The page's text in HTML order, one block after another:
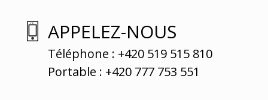
APPELEZ-NOUS
Téléphone : +420 519 515 810
Portable : +420 777 753 551